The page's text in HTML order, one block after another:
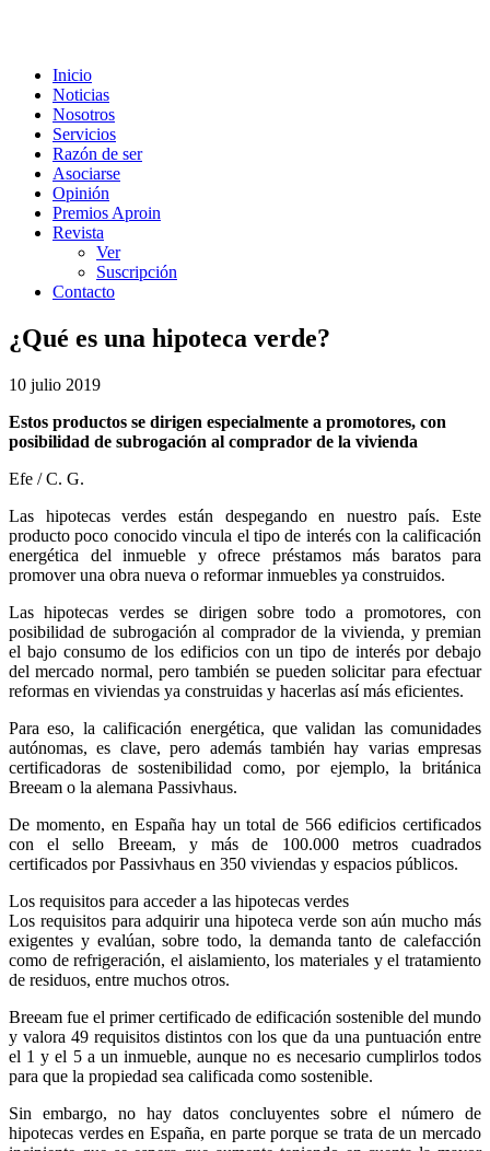
Inicio
Noticias
Nosotros
Servicios
Razón de ser
Asociarse
Opinión
Premios Aproin
Revista
Ver
Suscripción
Contacto
¿Qué es una hipoteca verde?
10 julio 2019
Estos productos se dirigen especialmente a promotores, con
posibilidad de subrogación al comprador de la vivienda
Efe / C. G.
Las hipotecas verdes están despegando en nuestro país. Este
producto poco conocido vincula el tipo de interés con la calificación
energética del inmueble y ofrece préstamos más baratos para
promover una obra nueva o reformar inmuebles ya construidos.
Las hipotecas verdes se dirigen sobre todo a promotores, con
posibilidad de subrogación al comprador de la vivienda, y premian
el bajo consumo de los edificios con un tipo de interés por debajo
del mercado normal, pero también se pueden solicitar para efectuar
reformas en viviendas ya construidas y hacerlas así más eficientes.
Para eso, la calificación energética, que validan las comunidades
autónomas, es clave, pero además también hay varias empresas
certificadoras de sostenibilidad como, por ejemplo, la británica
Breeam o la alemana Passivhaus.
De momento, en España hay un total de 566 edificios certificados
con el sello Breeam, y más de 100.000 metros cuadrados
certificados por Passivhaus en 350 viviendas y espacios públicos.
Los requisitos para acceder a las hipotecas verdes
Los requisitos para adquirir una hipoteca verde son aún mucho más
exigentes y evalúan, sobre todo, la demanda tanto de calefacción
como de refrigeración, el aislamiento, los materiales y el tratamiento
de residuos, entre muchos otros.
Breeam fue el primer certificado de edificación sostenible del mundo
y valora 49 requisitos distintos con los que da una puntuación entre
el 1 y el 5 a un inmueble, aunque no es necesario cumplirlos todos
para que la propiedad sea calificada como sostenible.
Sin embargo, no hay datos concluyentes sobre el número de
hipotecas verdes en España, en parte porque se trata de un mercado